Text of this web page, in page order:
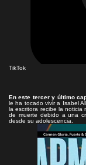
TikTok
En este tercer y último
le ha tocado vivir a Isabel
la escritora recibe la
de muerte debido a una
desde su adolescencia.